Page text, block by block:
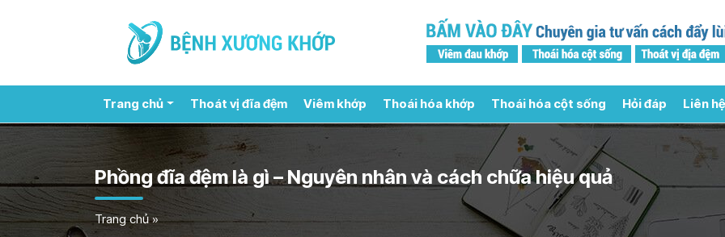
Trang chủ Thoát vị đĩa đệm Viêm khớp Thoái hóa khớp Thoái hóa cột sống Hỏi đáp Liên hệ
Phồng đĩa đệm là gì – Nguyên nhân và cách chữa hiệu quả
Trang chủ»